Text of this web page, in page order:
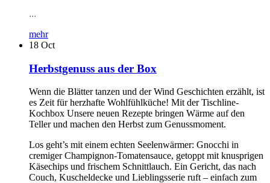
...
mehr
18 Oct
Herbstgenuss aus der Box
Wenn die Blätter tanzen und der Wind Geschichten erzählt, ist
es Zeit für herzhafte Wohlfühlküche! Mit der Tischline-
Kochbox Unsere neuen Rezepte bringen Wärme auf den
Teller und machen den Herbst zum Genussmoment.
Los geht’s mit einem echten Seelenwärmer: Gnocchi in
cremiger Champignon-Tomatensauce, getoppt mit knusprigen
Käsechips und frischem Schnittlauch. Ein Gericht, das nach
Couch, Kuscheldecke und Lieblingsserie ruft – einfach zum